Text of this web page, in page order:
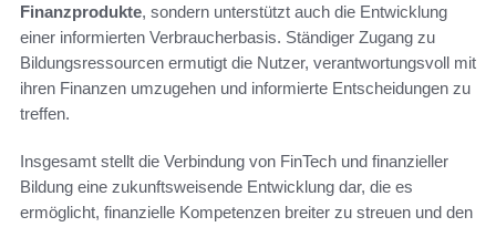
Finanzprodukte, sondern unterstützt auch die Entwicklung
einer informierten Verbraucherbasis. Ständiger Zugang zu
Bildungsressourcen ermutigt die Nutzer, verantwortungsvoll mit
ihren Finanzen umzugehen und informierte Entscheidungen zu
treffen.
Insgesamt stellt die Verbindung von FinTech und finanzieller
Bildung eine zukunftsweisende Entwicklung dar, die es
ermöglicht, finanzielle Kompetenzen breiter zu streuen und den